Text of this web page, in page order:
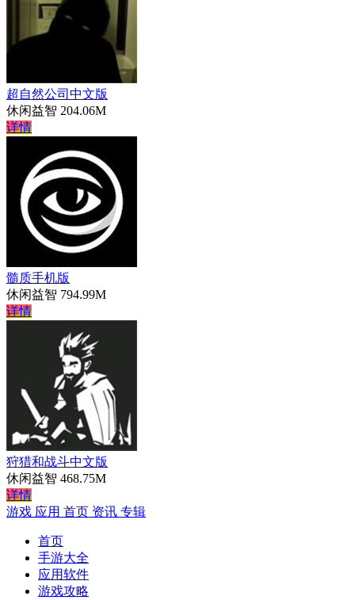
超自然公司中文版
休闲益智 204.06M
详情
髓质手机版
休闲益智 794.99M
详情
狩猎和战斗中文版
休闲益智 468.75M
详情
游戏 应用 首页 资讯 专辑
首页
手游大全
应用软件
游戏攻略